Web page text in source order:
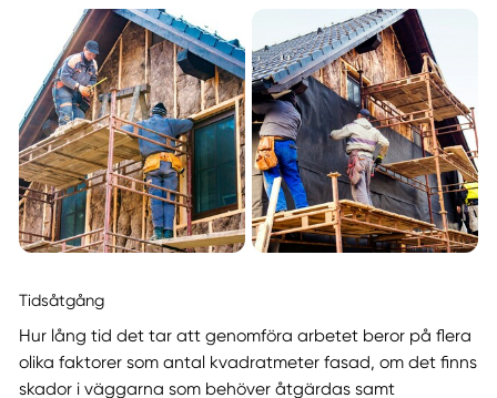
Tidsåtgång
Hur lång tid det tar att genomföra arbetet beror på flera
olika faktorer som antal kvadratmeter fasad, om det finns
skador i väggarna som behöver åtgärdas samt